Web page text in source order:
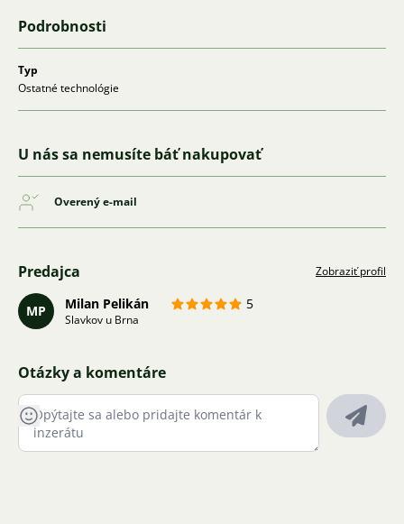
Podrobnosti
Typ
Ostatné technológie
U nás sa nemusíte báť nakupovať
Overený e-mail
Predajca Zobraziť profil
MP Milan Pelikán 5
Slavkov u Brna
Otázky a komentáre